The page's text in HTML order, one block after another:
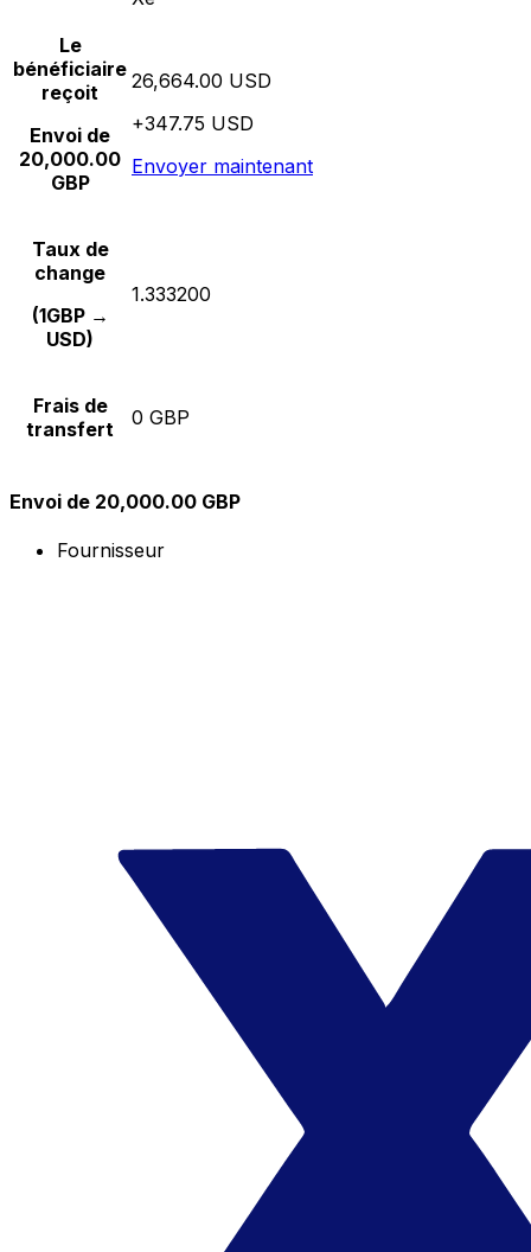
Le
bénéficiaire
reçoit
Envoi de
20,000.00
GBP
26,664.00 USD
+347.75 USD
Envoyer maintenant
Taux de
change
(1GBP →
USD)
1.333200
Frais de
transfert
0 GBP
Envoi de 20,000.00 GBP
Fournisseur